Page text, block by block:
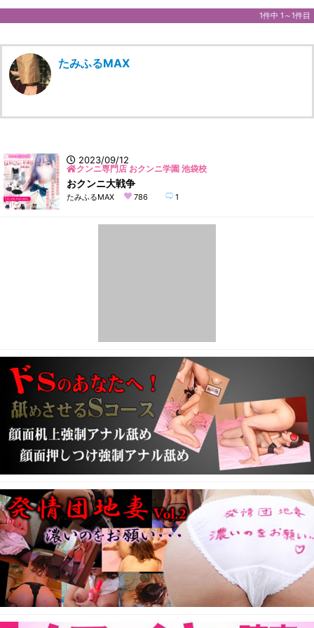
1件中 1～1件目
たみふるMAX
2023/09/12
クンニ専門店 おクンニ学園 池袋校
おクンニ大戦争
たみふるMAX 786 1